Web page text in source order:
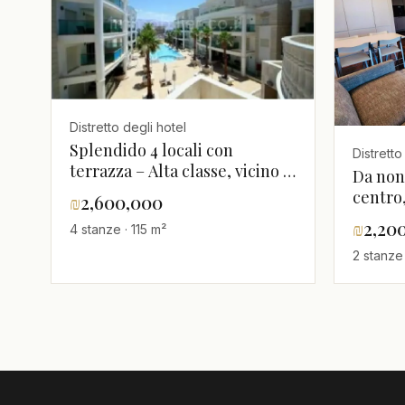
Distretto degli hotel
Splendido 4 locali con
terrazza – Alta classe, vicino al
mare, completamente
arredato
₪2,600,000
4 stanze · 115 m²
Da
₪
2 stanze